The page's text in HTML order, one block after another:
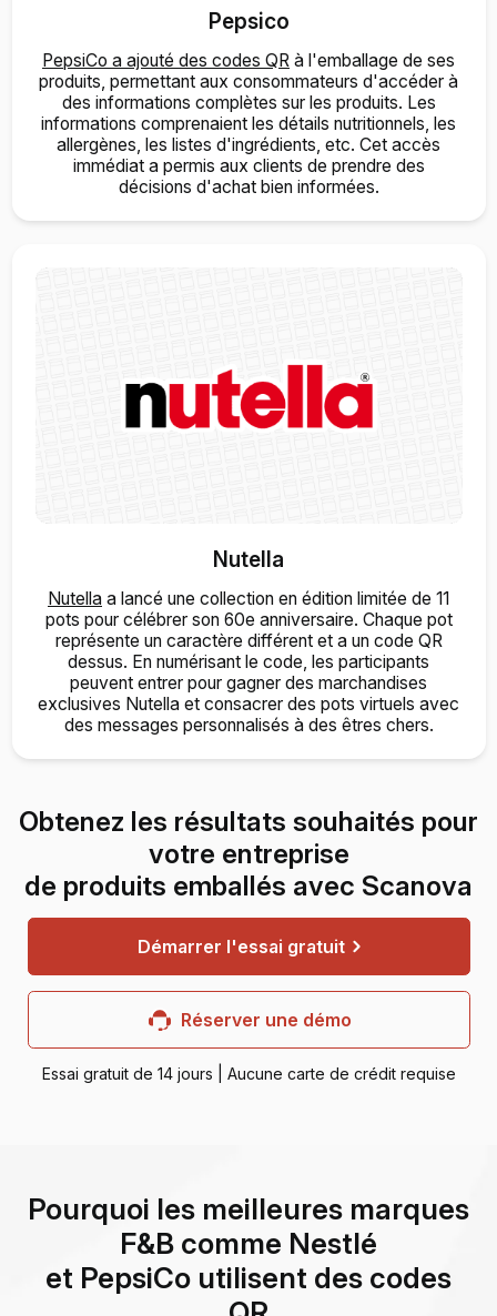
Pepsico
PepsiCo a ajouté des codes QR à l'emballage de ses
produits, permettant aux consommateurs d'accéder à
des informations complètes sur les produits. Les
informations comprenaient les détails nutritionnels, les
allergènes, les listes d'ingrédients, etc. Cet accès
immédiat a permis aux clients de prendre des
décisions d'achat bien informées.
Nutella
Nutella a lancé une collection en édition limitée de 11
pots pour célébrer son 60e anniversaire. Chaque pot
représente un caractère différent et a un code QR
dessus. En numérisant le code, les participants
peuvent entrer pour gagner des marchandises
exclusives Nutella et consacrer des pots virtuels avec
des messages personnalisés à des êtres chers.
Obtenez les résultats souhaités pour
votre entreprise
de produits emballés avec Scanova
Démarrer l'essai gratuit
Réserver une démo
Essai gratuit de 14 jours | Aucune carte de crédit requise
Pourquoi les meilleures marques
F&B comme Nestlé
et PepsiCo utilisent des codes